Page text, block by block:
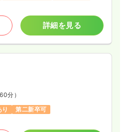
詳細を見る
分）
第二新卒可